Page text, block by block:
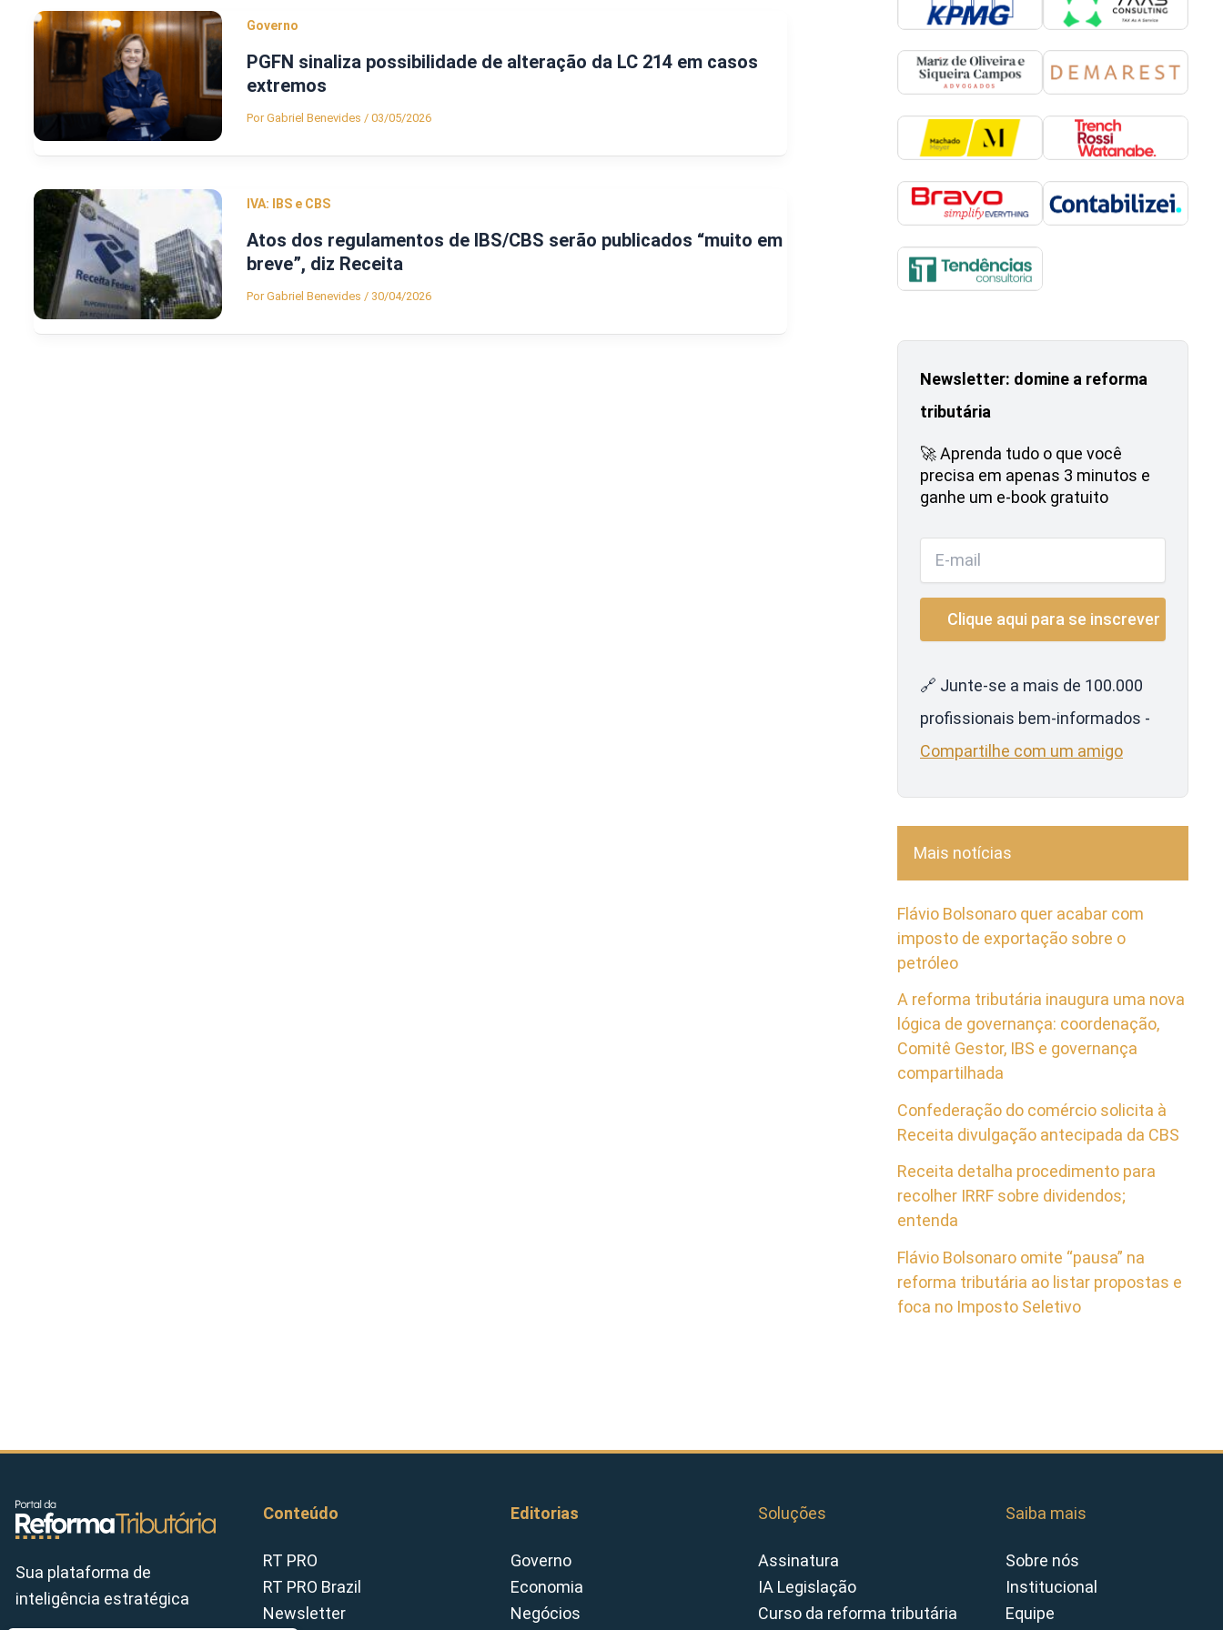
Governo
PGFN sinaliza possibilidade de alteração da LC 214 em casos
extremos
PorGabriel Benevides / 03/05/2026
IVA: IBS e CBS
Atos dos regulamentos de IBS/CBS serão publicados “muito em
breve”, diz Receita
PorGabriel Benevides / 30/04/2026
Newsletter: domine a reforma
tributária
🚀 Aprenda tudo o que você
precisa em apenas 3 minutos e
ganhe um e-book gratuito
🔗 Junte-se a mais de 100.000
profissionais bem-informados -
Compartilhe com um amigo
Mais notícias
Flávio Bolsonaro quer acabar com
imposto de exportação sobre o
petróleo
A reforma tributária inaugura uma nova
lógica de governança: coordenação,
Comitê Gestor, IBS e governança
compartilhada
Confederação do comércio solicita à
Receita divulgação antecipada da CBS
Receita detalha procedimento para
recolher IRRF sobre dividendos;
entenda
Flávio Bolsonaro omite “pausa” na
reforma tributária ao listar propostas e
foca no Imposto Seletivo
Sua plataforma de
inteligência estratégica
Conteúdo
RT PRO
RT PRO Brazil
Newsletter
Editorias
Governo
Economia
Negócios
Soluções
Assinatura
IA Legislação
Curso da reforma tributária
Saiba mais
Sobre nós
Institucional
Equipe